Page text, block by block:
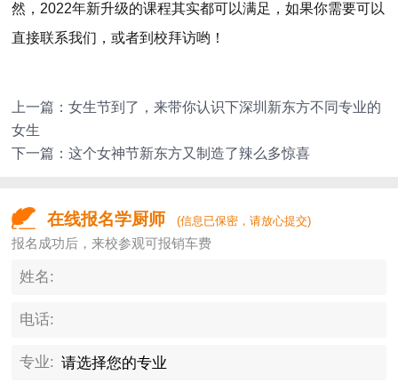
然，2022年新升级的课程其实都可以满足，如果你需要可以
直接联系我们，或者到校拜访哟！
上一篇：女生节到了，来带你认识下深圳新东方不同专业的
女生
下一篇：这个女神节新东方又制造了辣么多惊喜
在线报名学厨师 (信息已保密，请放心提交)
报名成功后，来校参观可报销车费
姓名:
电话:
专业: